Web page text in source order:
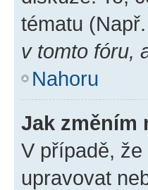
tématu (Např.
v tomto fóru,
Nahoru
Jak změním
V případě,
upravovat